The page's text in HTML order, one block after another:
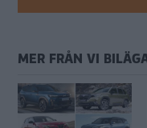
MER FRÅN VI